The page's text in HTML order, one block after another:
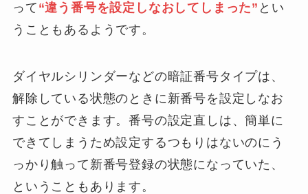
って “違う番号を設定しなおしてしまった” とい
うこともあるようです。
ダイヤルシリンダーなどの暗証番号タイプは、
解除している状態のときに新番号を設定しなお
すことができます。番号の設定直しは、簡単に
できてしまうため設定するつもりはないのにう
っかり触って新番号登録の状態になっていた、
ということもあります。